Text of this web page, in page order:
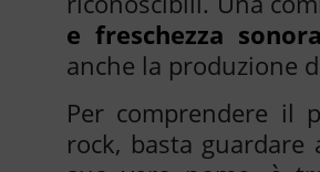
e freschezza sonora
anche la produzione
Per comprendere il
rock, basta guardare